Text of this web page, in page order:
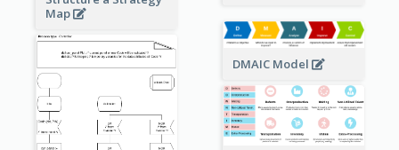
Map
DMAIC Model